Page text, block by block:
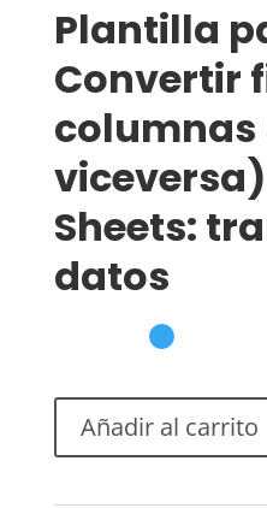
Plantilla
Convertir
columnas
Sheets:
datos
Añadir al carrito